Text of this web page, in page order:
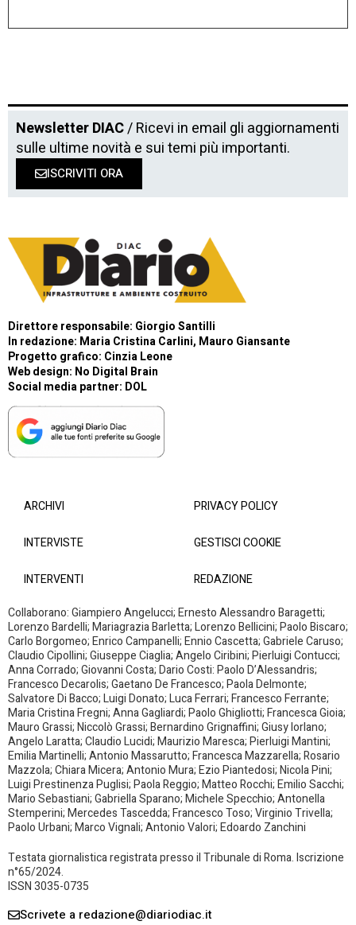
Newsletter DIAC/ Ricevi in email gli aggiornamenti
sulle ultime novità e sui temi più importanti.
ISCRIVITI ORA
Direttore responsabile: Giorgio Santilli
In redazione: Maria Cristina Carlini, Mauro Giansante
Progetto grafico: Cinzia Leone
Web design: No Digital Brain
Social media partner: DOL
ARCHIVI
INTERVISTE
INTERVENTI
PRIVACY POLICY
GESTISCI COOKIE
REDAZIONE
Collaborano: Giampiero Angelucci; Ernesto Alessandro Baragetti;
Lorenzo Bardelli; Mariagrazia Barletta; Lorenzo Bellicini; Paolo Biscaro;
Carlo Borgomeo; Enrico Campanelli; Ennio Cascetta; Gabriele Caruso;
Claudio Cipollini; Giuseppe Ciaglia; Angelo Ciribini; Pierluigi Contucci;
Anna Corrado; Giovanni Costa; Dario Costi: Paolo D’Alessandris;
Francesco Decarolis; Gaetano De Francesco; Paola Delmonte;
Salvatore Di Bacco; Luigi Donato; Luca Ferrari; Francesco Ferrante;
Maria Cristina Fregni; Anna Gagliardi; Paolo Ghigliotti; Francesca Gioia;
Mauro Grassi; Niccolò Grassi; Bernardino Grignaffini; Giusy Iorlano;
Angelo Laratta; Claudio Lucidi; Maurizio Maresca; Pierluigi Mantini;
Emilia Martinelli; Antonio Massarutto; Francesca Mazzarella; Rosario
Mazzola; Chiara Micera; Antonio Mura; Ezio Piantedosi; Nicola Pini;
Luigi Prestinenza Puglisi; Paola Reggio; Matteo Rocchi; Emilio Sacchi;
Mario Sebastiani; Gabriella Sparano; Michele Specchio; Antonella
Stemperini; Mercedes Tascedda; Francesco Toso; Virginio Trivella;
Paolo Urbani; Marco Vignali; Antonio Valori; Edoardo Zanchini
Testata giornalistica registrata presso il Tribunale di Roma. Iscrizione
n°65/2024.
ISSN 3035-0735
Scrivete a redazione@diariodiac.it